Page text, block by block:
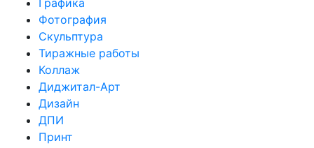
Фотография
Скульптура
Тиражные работы
Коллаж
Диджитал-Арт
Дизайн
ДПИ
Принт